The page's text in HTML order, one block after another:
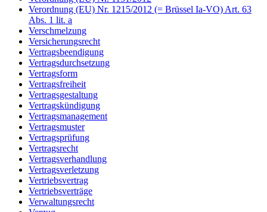
Verordnung (EU) Nr. 1215/2012 (= Brüssel Ia-VO) Art. 63
Abs. 1 lit. a
Verschmelzung
Versicherungsrecht
Vertragsbeendigung
Vertragsdurchsetzung
Vertragsform
Vertragsfreiheit
Vertragsgestaltung
Vertragskündigung
Vertragsmanagement
Vertragsmuster
Vertragsprüfung
Vertragsrecht
Vertragsverhandlung
Vertragsverletzung
Vertriebsvertrag
Vertriebsverträge
Verwaltungsrecht